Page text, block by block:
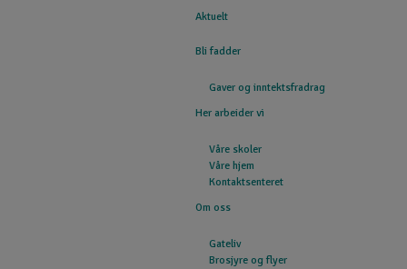
Aktuelt
Bli fadder
Gaver og inntektsfradrag
Her arbeider vi
Våre skoler
Våre hjem
Kontaktsenteret
Om oss
Gateliv
Brosjyre og flyer